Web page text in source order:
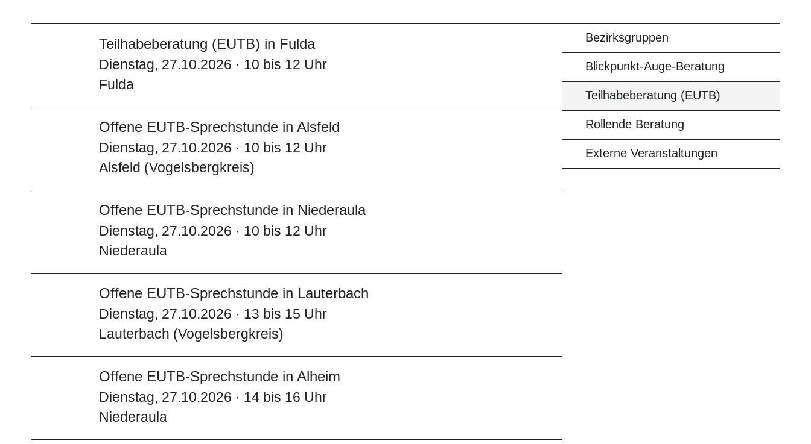
Teilhabeberatung (EUTB) in Fulda
Dienstag, 27.10.2026 · 10 bis 12 Uhr
Fulda
Offene EUTB-Sprechstunde in Alsfeld
Dienstag, 27.10.2026 · 10 bis 12 Uhr
Alsfeld (Vogelsbergkreis)
Offene EUTB-Sprechstunde in Niederaula
Dienstag, 27.10.2026 · 10 bis 12 Uhr
Niederaula
Offene EUTB-Sprechstunde in Lauterbach
Dienstag, 27.10.2026 · 13 bis 15 Uhr
Lauterbach (Vogelsbergkreis)
Offene EUTB-Sprechstunde in Alheim
Dienstag, 27.10.2026 · 14 bis 16 Uhr
Niederaula
Bezirksgruppen
Blickpunkt-Auge-Beratung
Teilhabeberatung (EUTB)
Rollende Beratung
Externe Veranstaltungen